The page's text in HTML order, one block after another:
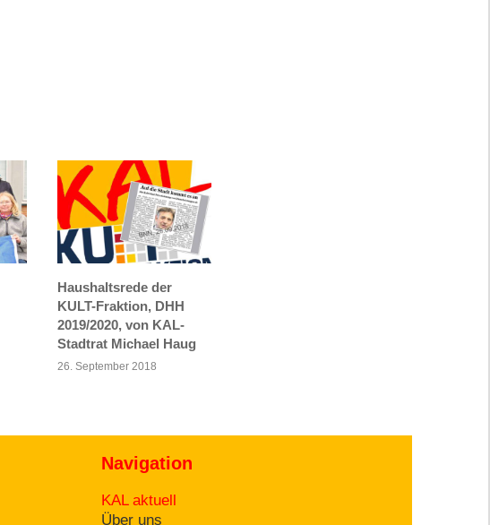
Haushaltsrede der
KULT-Fraktion, DHH
2019/2020, von KAL-
Stadtrat Michael Haug
26. September 2018
Navigation
KAL aktuell
Über uns